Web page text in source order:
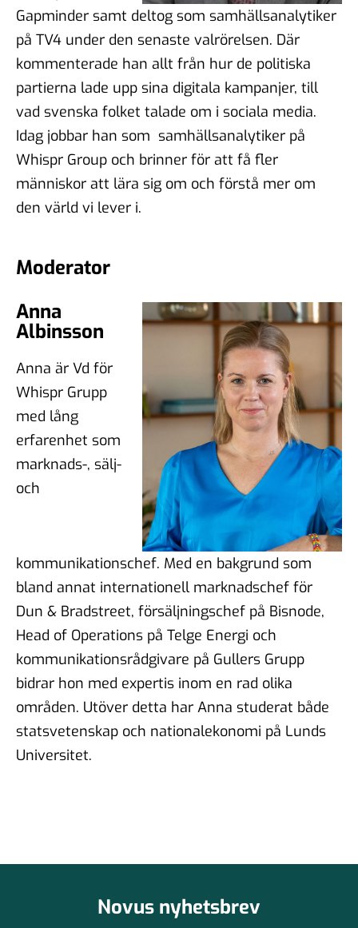
Gapminder samt deltog som samhällsanalytiker
på TV4 under den senaste valrörelsen. Där
kommenterade han allt från hur de politiska
partierna lade upp sina digitala kampanjer, till
vad svenska folket talade om i sociala media.
Idag jobbar han som samhällsanalytiker på
Whispr Group och brinner för att få fler
människor att lära sig om och förstå mer om
den värld vi lever i.
Moderator
Anna
Albinsson
Anna är Vd för
Whispr Grupp
med lång
erfarenhet som
marknads-, sälj-
och
kommunikationschef. Med en bakgrund som
bland annat internationell marknadschef för
Dun & Bradstreet, försäljningschef på Bisnode,
Head of Operations på Telge Energi och
kommunikationsrådgivare på Gullers Grupp
bidrar hon med expertis inom en rad olika
områden. Utöver detta har Anna studerat både
statsvetenskap och nationalekonomi på Lunds
Universitet.
Novus nyhetsbrev